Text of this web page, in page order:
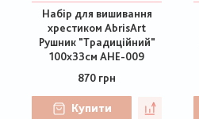
Набір для вишивання
хрестиком AbrisArt
Рушник "Традиційний"
100х33см AHE-009
870 грн
Купити